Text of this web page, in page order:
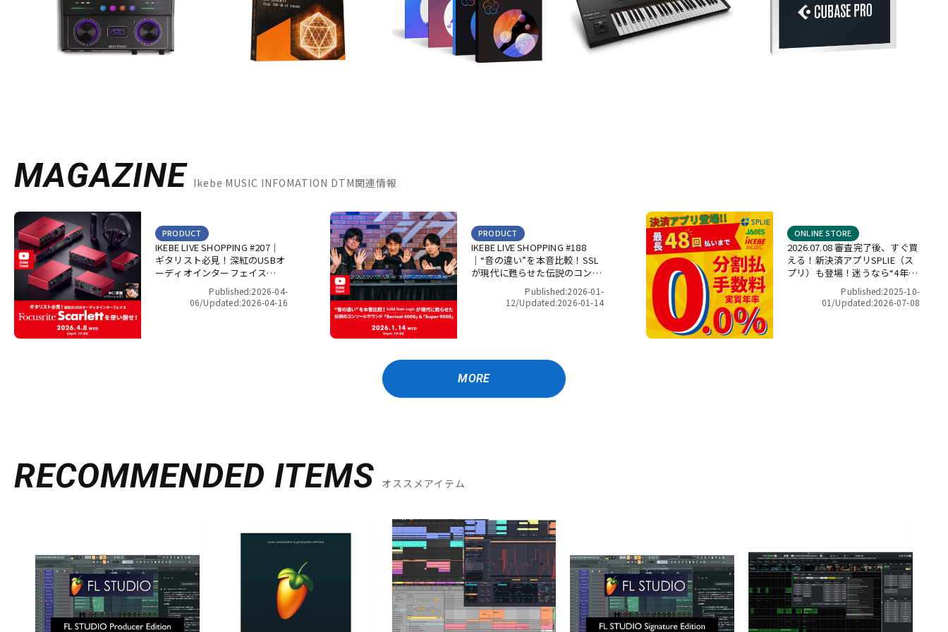
MAGAZINE Ikebe MUSIC INFOMATION DTM関連情報
IKEBE LIVE SHOPPING #207｜
ギタリスト必見！深紅のUSBオ
ーディオインターフェイス
Focusrite Scarlett を使い倒
せ！【presented by パワーレ
PRODUCT
Published:2026-04-
06/Updated:2026-04-16
IKEBE LIVE SHOPPING #188
｜“音の違い”を本音比較！SSL
が現代に甦らせた伝説のコンソ
ールサウンド「Revival 4000」
＆「Super 9000」【presented
by パワーレック】
PRODUCT
Published:2026-01-
12/Updated:2026-01-14
2026.07.08 審査完了後、すぐ買
える！新決済アプリSPLIE（ス
プリ）も登場！迷うなら“4年間
金利ゼロ！”最長48回 無金利キ
ャンペーン
ONLINE STORE
Published:2025-10-
01/Updated:2026-07-08
MORE
RECOMMENDED ITEMS オススメアイテム